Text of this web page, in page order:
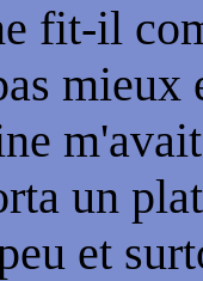
fit-il
un
et